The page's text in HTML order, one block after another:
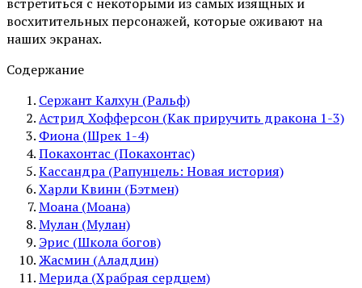
восхитительных персонажей, которые оживают на
наших экранах.
Содержание
Сержант Калхун (Ральф)
Астрид Хофферсон (Как приручить дракона 1-3)
Фиона (Шрек 1-4)
Покахонтас (Покахонтас)
Кассандра (Рапунцель: Новая история)
Харли Квинн (Бэтмен)
Моана (Моана)
Мулан (Мулан)
Эрис (Школа богов)
Жасмин (Аладдин)
Мерида (Храбрая сердцем)